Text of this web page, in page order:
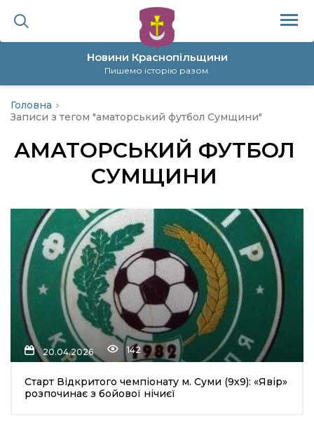
Новини Краснопільщини
Пишемо історію разом.
політика
Головна
Записи з тегом "аматорський футбол Сумщини"
АМАТОРСЬКИЙ ФУТБОЛ
СУМЩИНИ
20.04.2026 142
Старт Відкритого чемпіонату м. Суми (9х9): «Явір»
розпочинає з бойової нічиєї